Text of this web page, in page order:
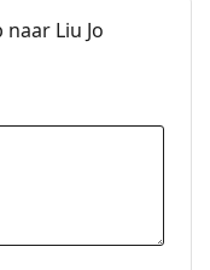
Liu Jo